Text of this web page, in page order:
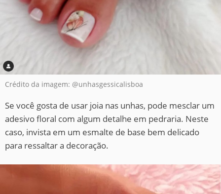
Crédito da imagem: @unhasgessicalisboa
Se você gosta de usar joia nas unhas, pode mesclar um
adesivo floral com algum detalhe em pedraria. Neste
caso, invista em um esmalte de base bem delicado
para ressaltar a decoração.